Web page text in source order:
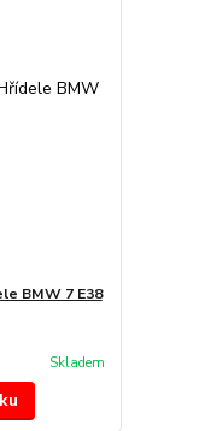
BMW 7 E38
Skladem